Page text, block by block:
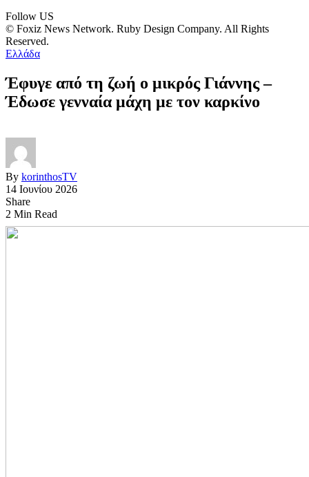
Follow US
© Foxiz News Network. Ruby Design Company. All Rights
Reserved.
Ελλάδα
Έφυγε από τη ζωή ο μικρός Γιάννης –
Έδωσε γενναία μάχη με τον καρκίνο
By korinthosTV
14 Ιουνίου 2026
Share
2 Min Read